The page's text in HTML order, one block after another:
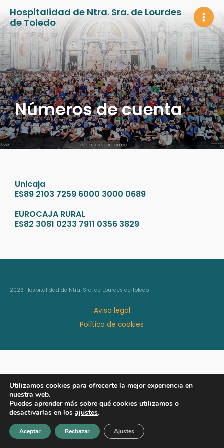
contenido
Hospitalidad de Ntra. Sra. de Lourdes
de Toledo
Números de cuenta
Unicaja
ES89 2103 7259 6000 3000 0689
EUROCAJA RURAL
ES82 3081 0233 7911 0356 3829
2026 Hospitalidad de Ntra. Sra. de Lourdes de Toledo
Aviso legal
Política de cookies
Utilizamos cookies para ofrecerte la mejor experiencia en
nuestra web.
Puedes aprender más sobre qué cookies utilizamos o
desactivarlas en los ajustes.
Aceptar Rechazar Ajustes